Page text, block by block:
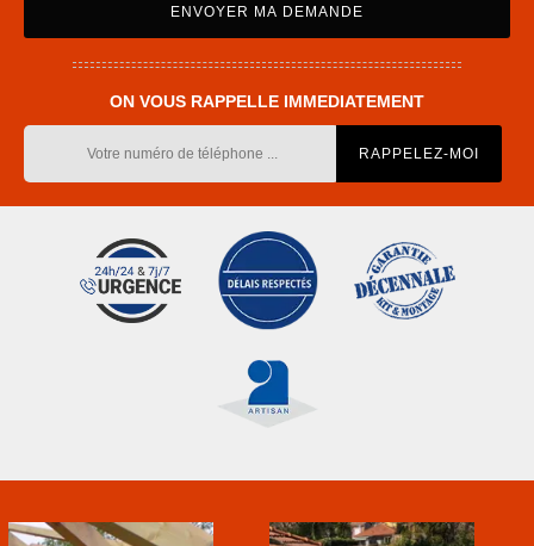
ON VOUS RAPPELLE IMMEDIATEMENT